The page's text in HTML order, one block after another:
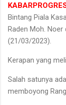
Bintang Piala
Raden Moh. Noer
(21/03/2023).
Kerapan yang
Salah satunya
memboyong